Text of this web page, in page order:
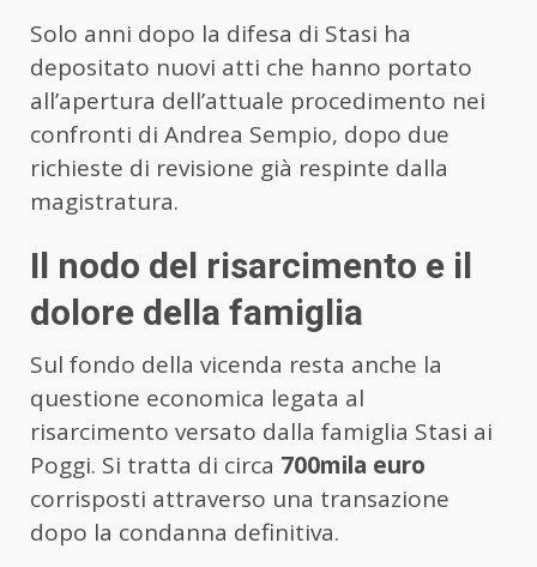
Solo anni dopo la difesa di Stasi ha
depositato nuovi atti che hanno portato
all’apertura dell’attuale procedimento nei
confronti di Andrea Sempio, dopo due
richieste di revisione già respinte dalla
magistratura.
Il nodo del risarcimento e il
dolore della famiglia
Sul fondo della vicenda resta anche la
questione economica legata al
risarcimento versato dalla famiglia Stasi ai
Poggi. Si tratta di circa 700mila euro
corrisposti attraverso una transazione
dopo la condanna definitiva.